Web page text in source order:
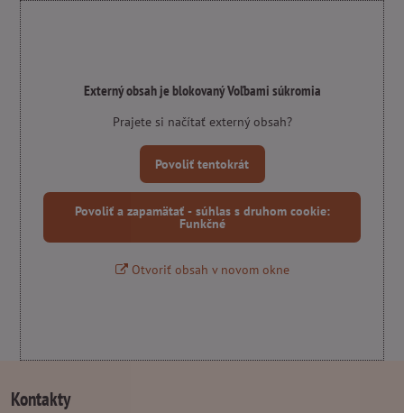
Externý obsah je blokovaný Voľbami súkromia
Prajete si načítať externý obsah?
Povoliť tentokrát
Povoliť a zapamätať - súhlas s druhom cookie:
Funkčné
Otvoriť obsah v novom okne
Kontakty